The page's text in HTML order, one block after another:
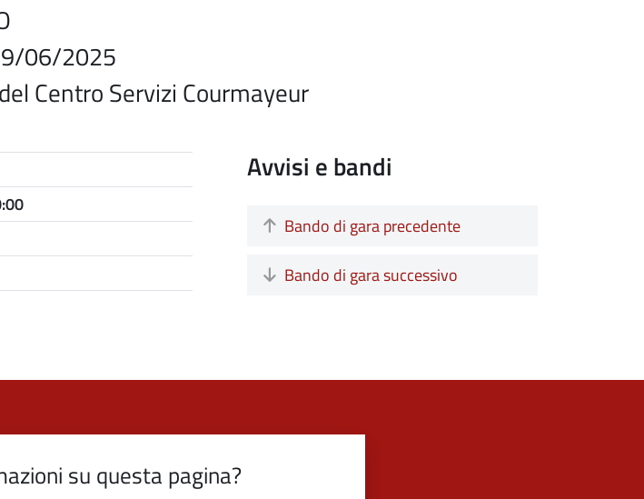
06/2025
Centro Servizi Courmayeur
link in una nuova scheda)
Avvisi e bandi
Bando di gara precedente
Bando di gara successivo
su questa pagina?